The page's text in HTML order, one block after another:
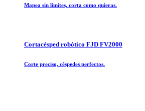
Mapea sin límites, corta como quieras.
Cortacésped robótico FJD FV2000
Corte preciso, céspedes perfectos.